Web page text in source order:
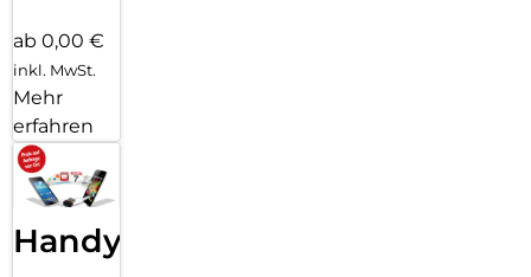
ab 0,00 €
inkl. MwSt.
Mehr
erfahren
Handy